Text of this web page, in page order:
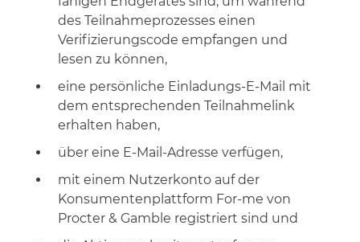
des Teilnahmeprozesses einen
Verifizierungscode empfangen und
lesen zu können,
eine persönliche Einladungs-E-Mail mit
dem entsprechenden Teilnahmelink
erhalten haben,
über eine E-Mail-Adresse verfügen,
mit einem Nutzerkonto auf der
Konsumentenplattform For-me von
Procter & Gamble registriert sind und